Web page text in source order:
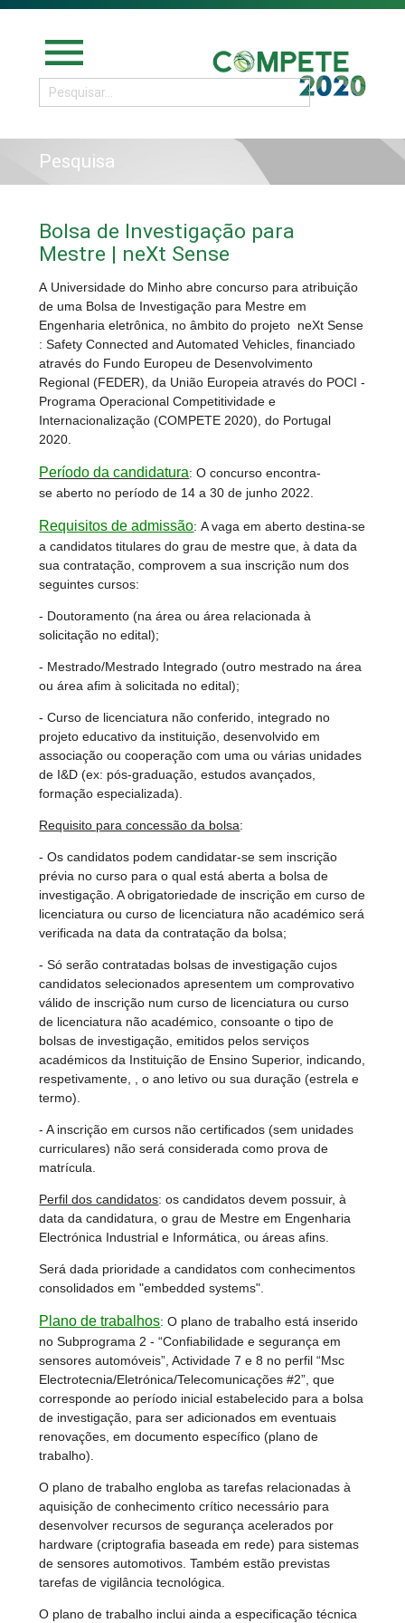
menu
Pesquisa
Bolsa de Investigação para
Mestre | neXt Sense
A Universidade do Minho abre concurso para atribuição
de uma Bolsa de Investigação para Mestre em
Engenharia eletrônica, no âmbito do projeto neXt Sense
: Safety Connected and Automated Vehicles, financiado
através do Fundo Europeu de Desenvolvimento
Regional (FEDER), da União Europeia através do POCI -
Programa Operacional Competitividade e
Internacionalização (COMPETE 2020), do Portugal
2020.
Período da candidatura: O concurso encontra-
se aberto no período de 14 a 30 de junho 2022.
Requisitos de admissão: A vaga em aberto destina-se
a candidatos titulares do grau de mestre que, à data da
sua contratação, comprovem a sua inscrição num dos
seguintes cursos:
- Doutoramento (na área ou área relacionada à
solicitação no edital);
- Mestrado/Mestrado Integrado (outro mestrado na área
ou área afim à solicitada no edital);
- Curso de licenciatura não conferido, integrado no
projeto educativo da instituição, desenvolvido em
associação ou cooperação com uma ou várias unidades
de I&D (ex: pós-graduação, estudos avançados,
formação especializada).
Requisito para concessão da bolsa:
- Os candidatos podem candidatar-se sem inscrição
prévia no curso para o qual está aberta a bolsa de
investigação. A obrigatoriedade de inscrição em curso de
licenciatura ou curso de licenciatura não académico será
verificada na data da contratação da bolsa;
- Só serão contratadas bolsas de investigação cujos
candidatos selecionados apresentem um comprovativo
válido de inscrição num curso de licenciatura ou curso
de licenciatura não académico, consoante o tipo de
bolsas de investigação, emitidos pelos serviços
académicos da Instituição de Ensino Superior, indicando,
respetivamente, , o ano letivo ou sua duração (estrela e
termo).
- A inscrição em cursos não certificados (sem unidades
curriculares) não será considerada como prova de
matrícula.
Perfil dos candidatos: os candidatos devem possuir, à
data da candidatura, o grau de Mestre em Engenharia
Electrónica Industrial e Informática, ou áreas afins.
Será dada prioridade a candidatos com conhecimentos
consolidados em "embedded systems".
Plano de trabalhos:O plano de trabalho está inserido
no Subprograma 2 - “Confiabilidade e segurança em
sensores automóveis”, Actividade 7 e 8 no perfil “Msc
Electrotecnia/Eletrónica/Telecomunicações #2”, que
corresponde ao período inicial estabelecido para a bolsa
de investigação, para ser adicionados em eventuais
renovações, em documento específico (plano de
trabalho).
O plano de trabalho engloba as tarefas relacionadas à
aquisição de conhecimento crítico necessário para
desenvolver recursos de segurança acelerados por
hardware (criptografia baseada em rede) para sistemas
de sensores automotivos. Também estão previstas
tarefas de vigilância tecnológica.
O plano de trabalho inclui ainda a especificação técnica